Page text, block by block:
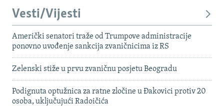
Vesti/Vijesti
Američki senatori traže od Trumpove administracije
ponovno uvođenje sankcija zvaničnicima iz RS
Zelenski stiže u prvu zvaničnu posjetu Beogradu
Podignuta optužnica za ratne zločine u Đakovici protiv 20
osoba, uključujući Radoičića